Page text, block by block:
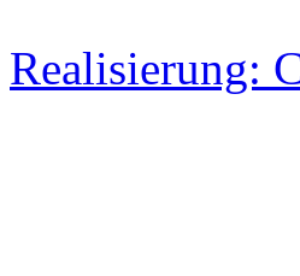
Realisierung: